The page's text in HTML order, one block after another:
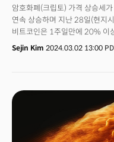
암호화폐(크립토) 가격 상승세
연속 상승하며 지난 28일(현지
비트코인은 1주일만에 20% 이
기록했다. 대장주를 따라 이더리
비트코인 최고가는 2021년 11
주도하고 있다. 기관투자가와
산업에 걸친 AI 열풍으로 암호화
디핀) 등 새로운 테마가 새롭게
Sejin Kim 2024.03.02 13:00